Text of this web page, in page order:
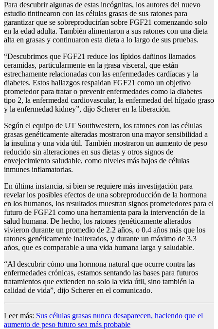
Para descubrir algunas de estas incógnitas, los autores del nuevo
estudio tintinearon con las células grasas de sus ratones para
garantizar que se sobreproducirían sobre FGF21 comenzando solo
en la edad adulta. También alimentaron a sus ratones con una dieta
alta en grasas y continuaron esta dieta a lo largo de sus pruebas.
“Descubrimos que FGF21 reduce los lípidos dañinos llamados
ceramidas, particularmente en la grasa visceral, que están
estrechamente relacionadas con las enfermedades cardíacas y la
diabetes. Estos hallazgos respaldan FGF21 como un objetivo
prometedor para tratar o prevenir enfermedades como la diabetes
tipo 2, la enfermedad cardiovascular, la enfermedad del hígado graso
y la enfermedad kidney”, dijo Scherer en la liberación.
Según el equipo de UT Southwestern, los ratones con las células
grasas genéticamente alteradas mostraron una mayor sensibilidad a
la insulina y una vida útil. También mostraron un aumento de peso
reducido sin alteraciones en sus dietas y otros signos de
envejecimiento saludable, como niveles más bajos de células
inmunes inflamatorias.
En última instancia, si bien se requiere más investigación para
revelar los posibles efectos de una sobreproducción de la hormona
en los humanos, los resultados muestran signos prometedores para el
futuro de FGF21 como una herramienta para la intervención de la
salud humana. De hecho, los ratones genéticamente alterados
vivieron durante un promedio de 2.2 años, o 0.4 años más que los
ratones genéticamente inalterados, y durante un máximo de 3.3
años, que es comparable a una vida humana larga y saludable.
“Al descubrir cómo una hormona natural que ocurre contra las
enfermedades crónicas, estamos sentando las bases para futuros
tratamientos que extienden no solo la vida útil, sino también la
calidad de vida”, dijo Scherer en el comunicado.
Leer más: Sus células grasas nunca desaparecen, haciendo que el
aumento de peso futuro sea más probable